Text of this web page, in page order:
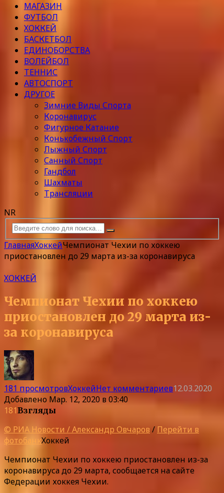
МАГАЗИН
ФУТБОЛ
ХОККЕЙ
БАСКЕТБОЛ
ЕДИНОБОРСТВА
ВОЛЕЙБОЛ
ТЕННИС
АВТОСПОРТ
ДРУГОЕ
Зимние Виды Спорта
Коронавирус
Фигурное Катание
Конькобежный Спорт
Лыжный Спорт
Санный Спорт
Гандбол
Шахматы
Трансляции
NR
ГлавнаяХоккейЧемпионат Чехии по хоккею
приостановлен до 29 марта из-за коронавируса
ХОККЕЙ
Чемпионат Чехии по хоккею
приостановлен до 29 марта из-
за коронавируса
181 просмотровХоккейНет комментариев12.03.2020
Добавлено Мар. 12, 2020 в 03:40
181Взгляды
© РИА Новости / Александр Овчаров / Перейти в
фотобанкХоккей
Чемпионат Чехии по хоккею приостановлен из-за
коронавируса до 29 марта, сообщается на сайте
Федерации хоккея Чехии.